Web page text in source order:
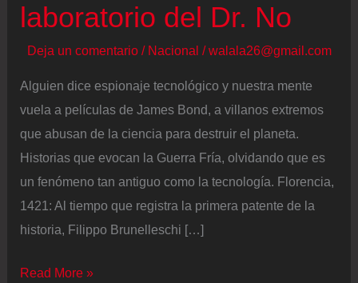
laboratorio del Dr. No
Deja un comentario / Nacional /walala26@gmail.com
Alguien dice espionaje tecnológico y nuestra mente
vuela a películas de James Bond, a villanos extremos
que abusan de la ciencia para destruir el planeta.
Historias que evocan la Guerra Fría, olvidando que es
un fenómeno tan antiguo como la tecnología. Florencia,
1421: Al tiempo que registra la primera patente de la
historia, Filippo Brunelleschi […]
Ciencia
Read More »